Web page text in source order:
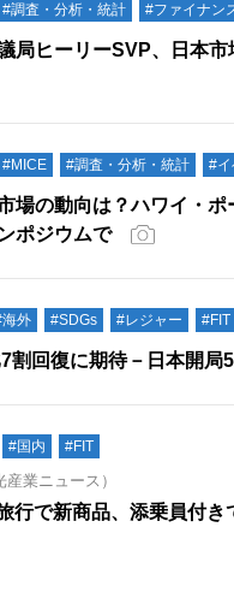
#調査・分析・統計 #ファイナン
局ヒーリーSVP、日本
#MICE #調査・分析・統計 #イ
場の動向は？ハワイ・
ポジウムで
外 #SDGs #レジャー #FIT
割回復に期待－日本開局
#国内 #FIT
業ニュース）
行で新商品、添乗員付